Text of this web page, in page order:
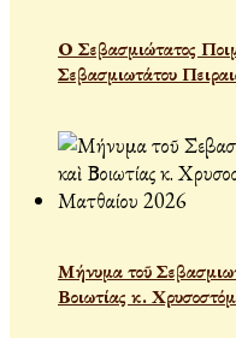
Ο Σεβασμιώτατος
Σεβασμιωτάτου
Μήνυμα τοῦ
Βοιωτίας κ.